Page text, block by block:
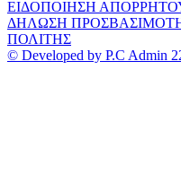
ΕΙΔΟΠΟΙΗΣΗ
ΔΗΛΩΣΗ
ΠΟΛΙΤΗΣ
© Developed by P.C Admin